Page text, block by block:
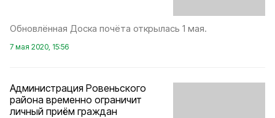
Обновлённая Доска почёта открылась 1 мая.
7 мая 2020, 15:56
Администрация Ровеньского
района временно ограничит
личный приём граждан